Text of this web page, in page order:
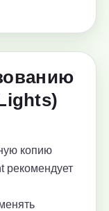
копию
рекомендует